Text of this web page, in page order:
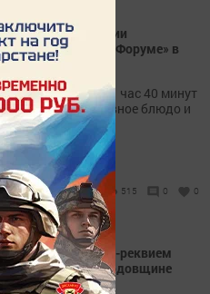
со всей России
на «КазаньФоруме» в
предстоит за 1 час 40 минут
закуску, основное блюдо и
515 0 0
покажут концерт-реквием
третий» к 81-й годовщине